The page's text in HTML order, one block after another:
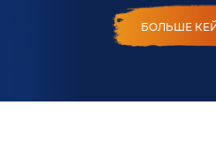
БОЛЬШЕ